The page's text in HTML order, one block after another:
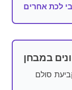
לכת אחרים
במבחן
סולם